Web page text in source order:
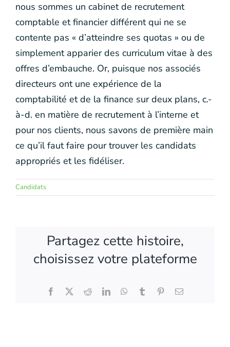
nous sommes un cabinet de recrutement
comptable et financier différent qui ne se
contente pas « d’atteindre ses quotas » ou de
simplement apparier des curriculum vitae à des
offres d’embauche. Or, puisque nos associés
directeurs ont une expérience de la
comptabilité et de la finance sur deux plans, c.-
à-d. en matière de recrutement à l’interne et
pour nos clients, nous savons de première main
ce qu’il faut faire pour trouver les candidats
appropriés et les fidéliser.
Candidats
Partagez cette histoire,
choisissez votre plateforme
Facebook RedditLinkedInWhatsApp
Tumblr PinterestEmail